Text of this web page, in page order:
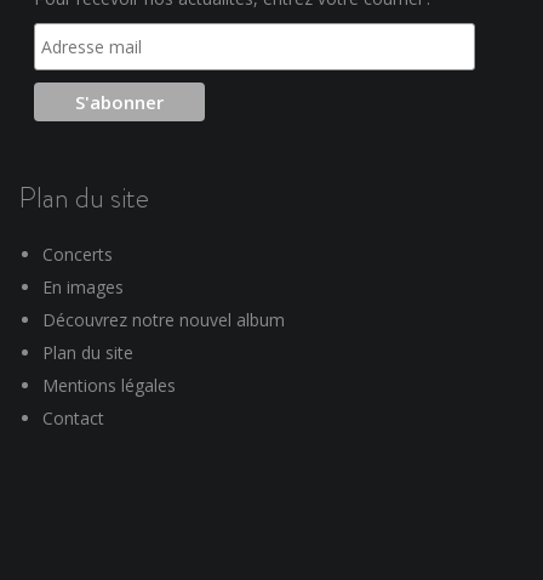
Plan du site
Concerts
En images
Découvrez notre nouvel album
Plan du site
Mentions légales
Contact